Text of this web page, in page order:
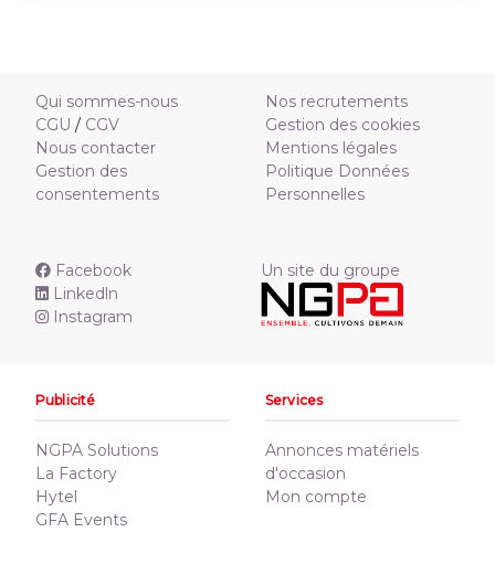
Qui sommes-nous
CGU / CGV
Nous contacter
Gestion des
consentements
Nos recrutements
Gestion des cookies
Mentions légales
Politique Données
Personnelles
Facebook
Linkedln
Instagram
Un site du groupe
Publicité
NGPA Solutions
La Factory
Hytel
GFA Events
Services
Annonces matériels
d'occasion
Mon compte